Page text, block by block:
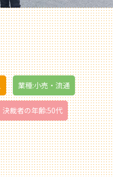
業種:小売・流通
決裁者の年齢:50代